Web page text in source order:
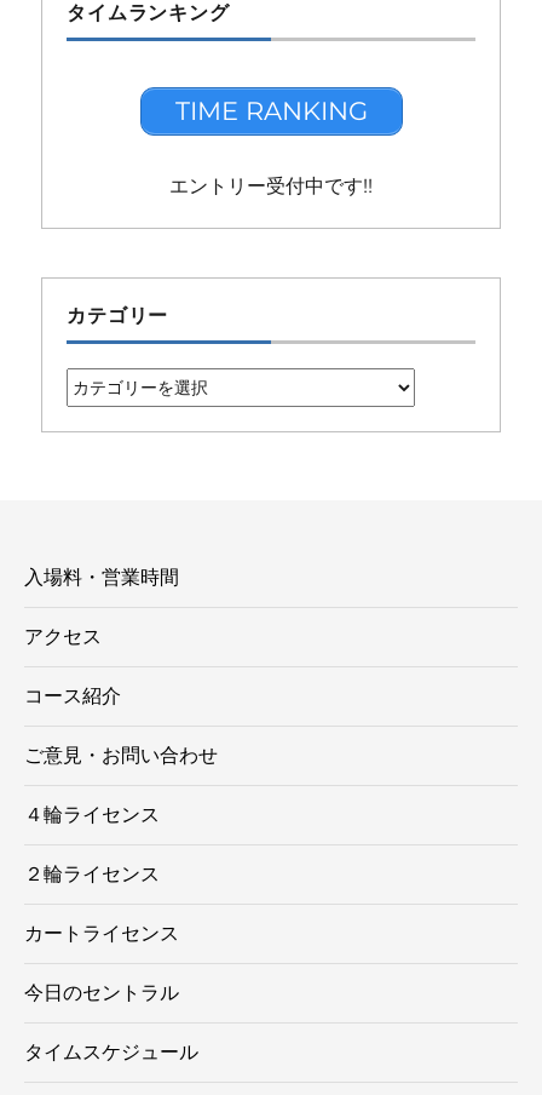
タイムランキング
TIME RANKING
エントリー受付中です!!
カテゴリー
カ
テ
ゴ
入場料・営業時間
アクセス
コース紹介
ご意見・お問い合わせ
４輪ライセンス
２輪ライセンス
カートライセンス
今日のセントラル
タイムスケジュール